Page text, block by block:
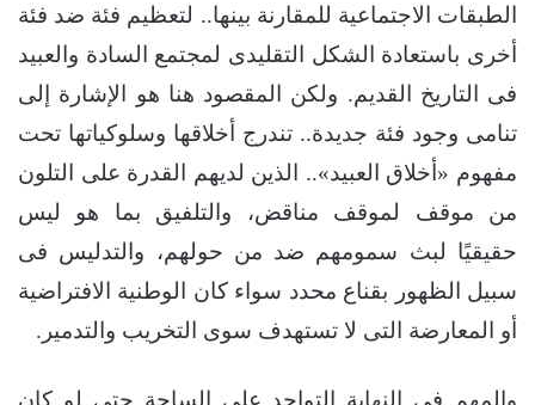
الطبقات الاجتماعية للمقارنة بينها.. لتعظيم فئة ضد فئة
أخرى باستعادة الشكل التقليدى لمجتمع السادة والعبيد
فى التاريخ القديم. ولكن المقصود هنا هو الإشارة إلى
تنامى وجود فئة جديدة.. تندرج أخلاقها وسلوكياتها تحت
مفهوم «أخلاق العبيد».. الذين لديهم القدرة على التلون
من موقف لموقف مناقض، والتلفيق بما هو ليس
حقيقيًا لبث سمومهم ضد من حولهم، والتدليس فى
سبيل الظهور بقناع محدد سواء كان الوطنية الافتراضية
أو المعارضة التى لا تستهدف سوى التخريب والتدمير.
والمهم فى النهاية التواجد على الساحة حتى لو كان